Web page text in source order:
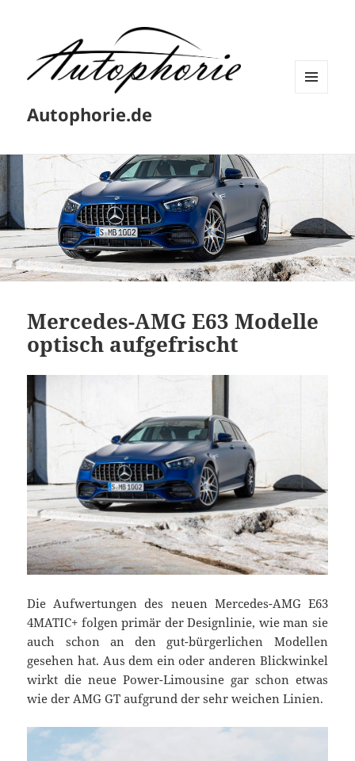
Autophorie.de
Mercedes-AMG E63 Modelle
optisch aufgefrischt
Die Aufwertungen des neuen Mercedes-AMG E63
4MATIC+ folgen primär der Designlinie, wie man sie
auch schon an den gut-bürgerlichen Modellen
gesehen hat. Aus dem ein oder anderen Blickwinkel
wirkt die neue Power-Limousine gar schon etwas
wie der AMG GT aufgrund der sehr weichen Linien.